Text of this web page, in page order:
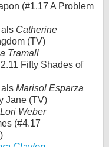
(#1.17 A Problem
als Catherine
(TV)
Tramall
Fifty Shades of
als Marisol Esparza
Jane (TV)
Lori Weber
(#4.17